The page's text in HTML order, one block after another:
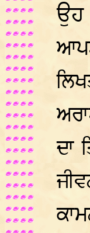
ਉਹ
ਦਾ